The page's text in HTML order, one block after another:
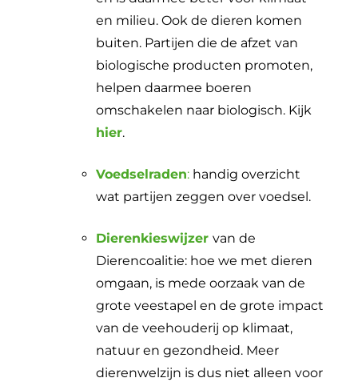
en milieu. Ook de dieren komen
buiten. Partijen die de afzet van
biologische producten promoten,
helpen daarmee boeren
omschakelen naar biologisch. Kijk
hier.
Voedselraden: handig overzicht
wat partijen zeggen over voedsel.
Dierenkieswijzer van de
Dierencoalitie: hoe we met dieren
omgaan, is mede oorzaak van de
grote veestapel en de grote impact
van de veehouderij op klimaat,
natuur en gezondheid. Meer
dierenwelzijn is dus niet alleen voor